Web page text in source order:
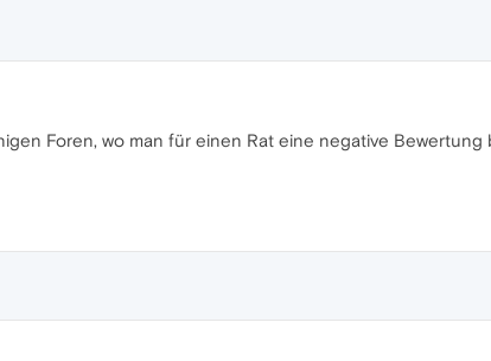
Foren, wo man für einen Rat eine negative Bewertung